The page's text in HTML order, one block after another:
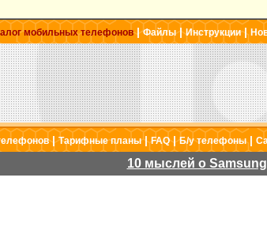
мобильных телефонов|Файлы|Инструкции|
|Тарифные планы|FAQ|Б/у телефоны|
10 мыслей о Samsung